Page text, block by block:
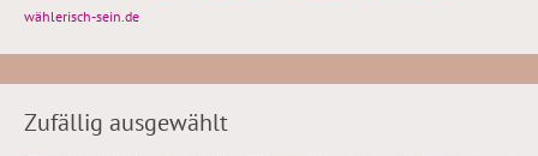
wählerisch-sein.de
Zufällig ausgewählt